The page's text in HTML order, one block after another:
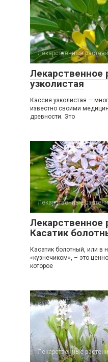
Лекарственные
Лекарственное
узколистая
Кассия узколистая —
известно своими
древности. Это
Лекарственные
Лекарственное
Касатик
Касатик болотный, или в
«кузнечиком», – это
которое
Лекарственные